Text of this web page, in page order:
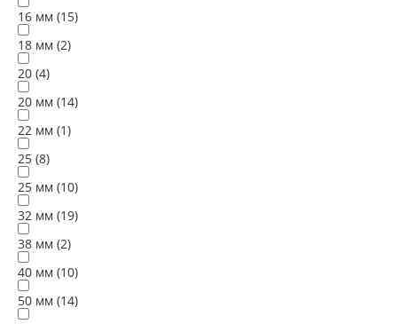
16 мм (15)
18 мм (2)
20 (4)
20 мм (14)
22 мм (1)
25 (8)
25 мм (10)
32 мм (19)
38 мм (2)
40 мм (10)
50 мм (14)